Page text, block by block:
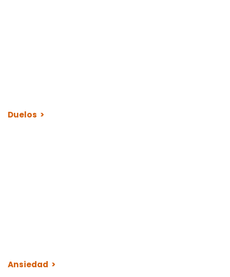
Duelos >
Ansiedad >